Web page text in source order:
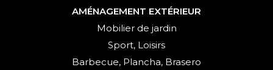
AMÉNAGEMENT EXTÉRIEUR
Mobilier de jardin
Sport, Loisirs
Barbecue, Plancha, Brasero